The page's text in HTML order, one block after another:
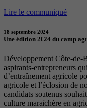
Lire le communiqué
18 septembre 2024
Une édition 2024 du camp
Développement Côte-de-
aspirants-entrepreneurs
d’entraînement agricole
agricole et l’éclosion de
candidats soutenus
culture maraîchère en